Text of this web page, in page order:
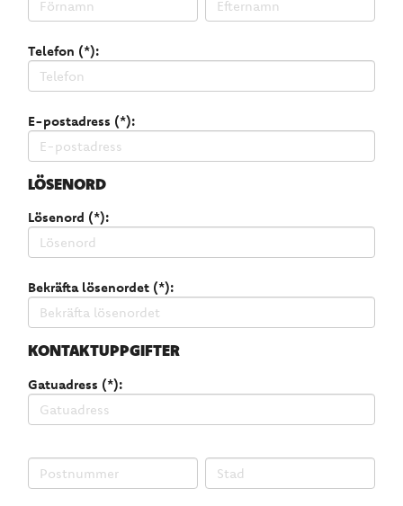
Telefon (*):
E-postadress (*):
LÖSENORD
Lösenord (*):
Bekräfta lösenordet (*):
KONTAKTUPPGIFTER
Gatuadress (*):